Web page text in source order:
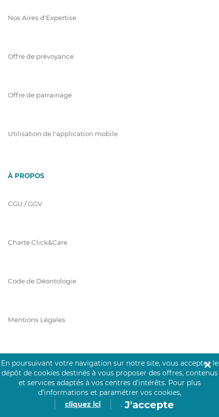
Nos Aires d'Expertise
Offre de prévoyance
Offre de parrainage
Utilisation de l'application mobile
À PROPOS
CGU / GGV
Charte Click&Care
Code de Déontologie
Mentions Légales
Protection des Données
En poursuivant votre navigation sur notre site, vous acceptez le
dépôt de cookies destinés à vous proposer des offres, contenus
et services adaptés à vos centres d’intérêts. Pour plus
d’informations et paramétrer vos cookies,
cliquez ici
. J'accepte
✕